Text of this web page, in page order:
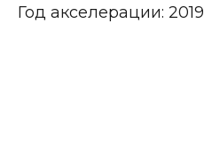
Год акселерации: 2019